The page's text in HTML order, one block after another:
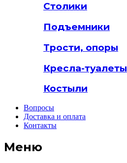
Столики
Подъемники
Трости, опоры
Кресла-туалеты
Костыли
Вопросы
Доставка и оплата
Контакты
Меню